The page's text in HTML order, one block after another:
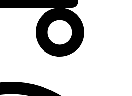
накопительные
воды